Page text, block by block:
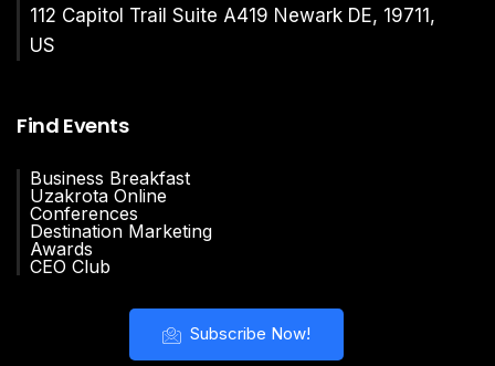
112 Capitol Trail Suite A419 Newark DE, 19711,
US
Find Events
Business Breakfast
Uzakrota Online
Conferences
Destination Marketing
Awards
CEO Club
Subscribe Now!